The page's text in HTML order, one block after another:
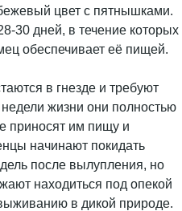
цвет с пятнышками.
30 дней, в течение которых
обеспечивает её пищей.
в гнезде и требуют
жизни они полностью
приносят им пищу и
начинают покидать
после вылупления, но
находиться под опекой
в дикой природе.